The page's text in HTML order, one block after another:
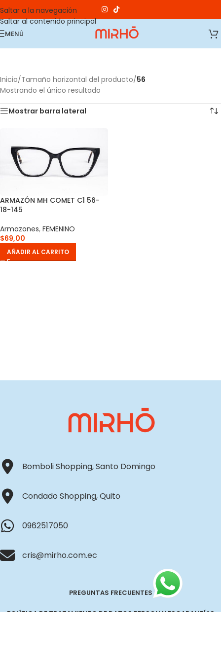
Saltar a la navegación
Saltar al contenido principal
MENÚ
Inicio/Tamaño horizontal del producto/56
Mostrando el único resultado
Mostrar barra lateral
ARMAZÓN MH COMET C1 56-
18-145
Armazones, FEMENINO
$69,00
AÑADIR AL CARRITO
Bomboli Shopping, Santo Domingo
Condado Shopping, Quito
0962517050
cris@mirho.com.ec
PREGUNTAS FRECUENTES
POLÍTICA DE TRATAMIENTO DE DATOS PERSONALESGARANTÍAS